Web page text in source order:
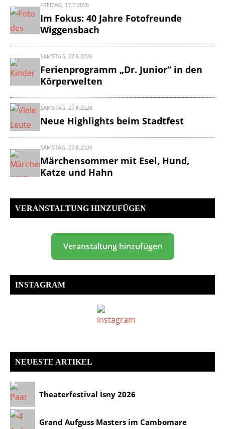
Veranstaltungen,
Neuigkeiten
und
der
umfangreichste
Veranstaltungskalender
im
Allgäu
FREITAG, 17.7.2026
Im Fokus: 40 Jahre Fotofreunde
Wiggensbach
SAMSTAG, 27.6.2026
Ferienprogramm „Dr. Junior“ in den
Körperwelten
SAMSTAG, 27.6.2026
Neue Highlights beim Stadtfest
SAMSTAG, 27.6.2026
Märchensommer mit Esel, Hund,
Katze und Hahn
VERANSTALTUNG HINZUFÜGEN
Veranstaltung hinzufügen
INSTAGRAM
NEUESTE ARTIKEL
Theaterfestival Isny 2026
Grand Aufguss Masters im Cambomare